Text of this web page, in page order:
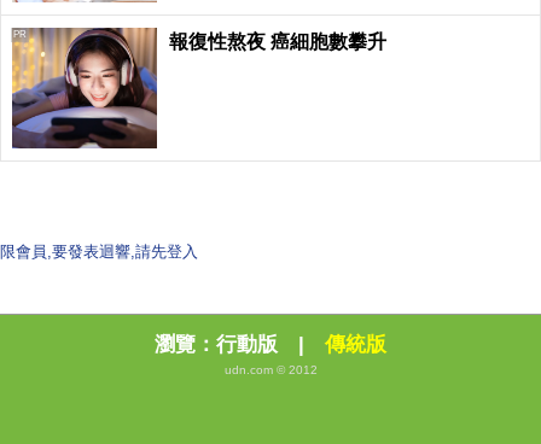
報復性熬夜 癌細胞數攀升
PR
限會員,要發表迴響,請先登入
瀏覽： 行動版 | 傳統版
udn.com © 2012